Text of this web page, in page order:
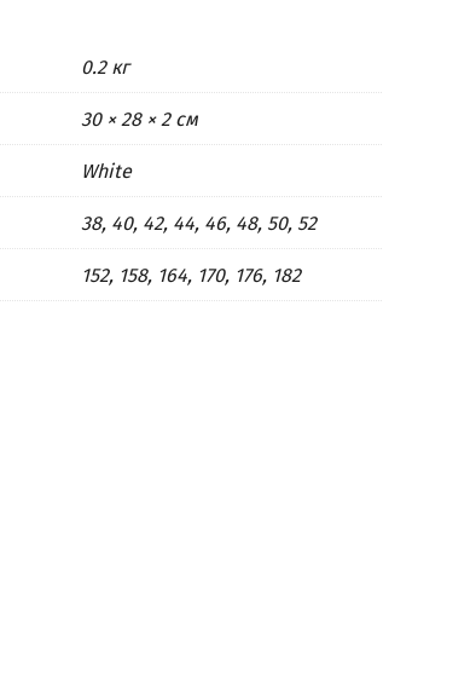
0.2 кг
30 × 28 × 2 см
White
38, 40, 42, 44, 46, 48, 50, 52
152, 158, 164, 170, 176, 182